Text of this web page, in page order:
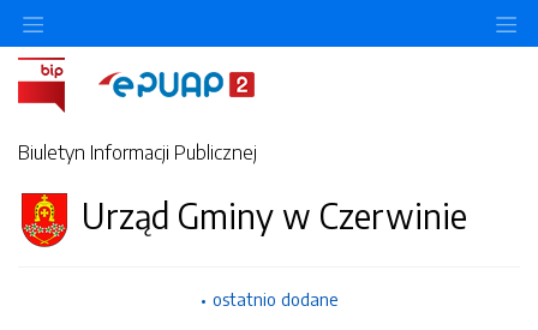
Biuletyn Informacji Publicznej
Urząd Gminy w Czerwinie
ostatnio dodane